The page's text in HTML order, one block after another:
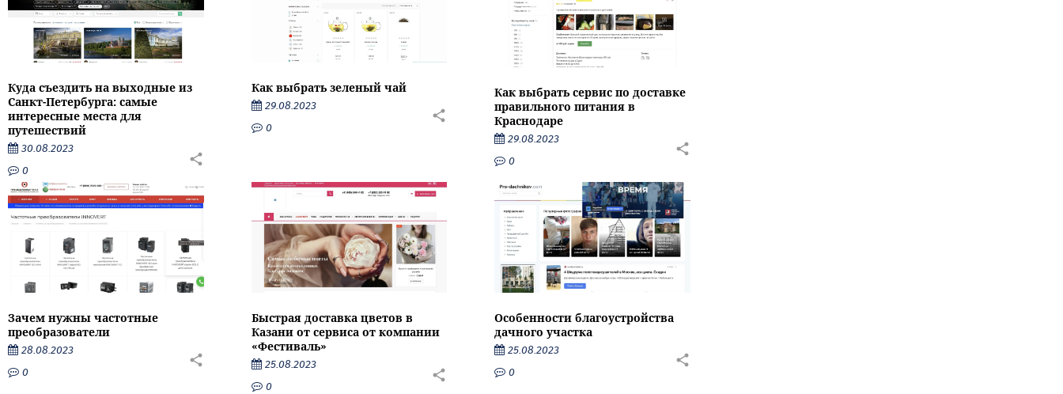
Куда съездить на выходные из
Санкт-Петербурга: самые
интересные места для
путешествий
30.08.2023
0
Как выбрать зеленый чай
29.08.2023
0
Как выбрать сервис по доставке
правильного питания в
Краснодаре
29.08.2023
0
Зачем нужны частотные
преобразователи
28.08.2023
0
Быстрая доставка цветов в
Казани от сервиса от компании
«Фестиваль»
25.08.2023
0
Особенности благоустройства
дачного участка
25.08.2023
0